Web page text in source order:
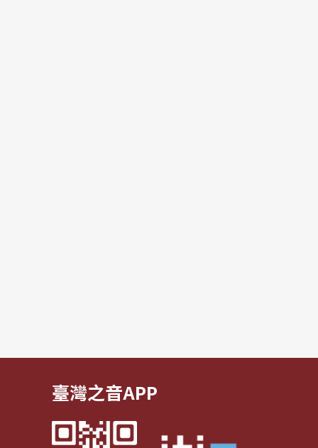
臺灣之音APP